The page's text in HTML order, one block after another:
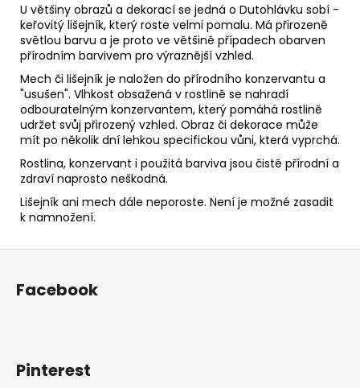
U většiny obrazů a dekorací se jedná o Dutohlávku sobí -
keřovitý lišejník, který roste velmi pomalu. Má přirozeně
světlou barvu a je proto ve většině případech obarven
přírodním barvivem pro výraznější vzhled.
Mech či lišejník je naložen do přírodního konzervantu a
"usušen". Vlhkost obsažená v rostlině se nahradí
odbouratelným konzervantem, který pomáhá rostlině
udržet svůj přirozený vzhled. Obraz či dekorace může
mít po několik dní lehkou specifickou vůni, která vyprchá.
Rostlina, konzervant i použitá barviva jsou čistě přírodní a
zdraví naprosto neškodná.
Lišejník ani mech dále neporoste. Není je možné zasadit
k namnožení.
Z
Facebook
Pinterest